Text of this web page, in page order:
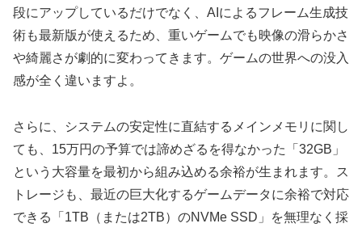
段にアップしているだけでなく、AIによるフレーム生成技
術も最新版が使えるため、重いゲームでも映像の滑らかさ
や綺麗さが劇的に変わってきます。ゲームの世界への没入
感が全く違いますよ。
さらに、システムの安定性に直結するメインメモリに関し
ても、15万円の予算では諦めざるを得なかった
「32GB」
という大容量を最初から組み込める余裕が生まれます。ス
トレージも、最近の巨大化するゲームデータに余裕で対応
できる「1TB（または2TB）のNVMe SSD」を無理なく採